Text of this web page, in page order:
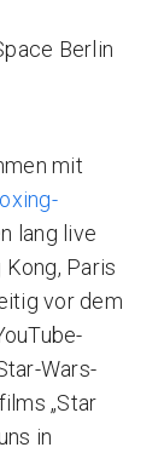
Berlin
mit
lang live
Kong, Paris
vor dem
Wars-
„Star
in